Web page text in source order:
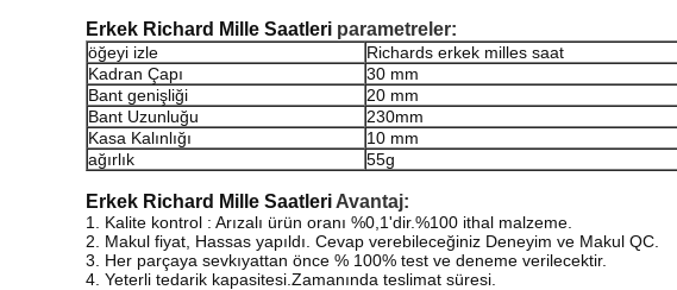
Erkek Richard Mille Saatleri parametreler:
öğeyi izle
Richards erkek milles saat
Kadran Çapı
30 mm
Bant genişliği
20 mm
Bant Uzunluğu
230mm
Kasa Kalınlığı
10 mm
ağırlık
55g
Erkek Richard Mille Saatleri Avantaj:
1. Kalite kontrol : Arızalı ürün oranı %0,1'dir.%100 ithal malzeme.
2. Makul fiyat, Hassas yapıldı. Cevap verebileceğiniz Deneyim ve Makul QC.
3. Her parçaya sevkıyattan önce % 100% test ve deneme verilecektir.
4. Yeterli tedarik kapasitesi.Zamanında teslimat süresi.